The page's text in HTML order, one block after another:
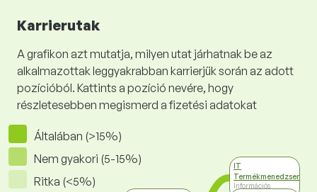
Karrierutak
A grafikon azt mutatja, milyen utat járhatnak be az
alkalmazottak leggyakrabban karrierjük során az adott
pozícióból. Kattints a pozíció nevére, hogy
részletesebben megismerd a fizetési adatokat
Általában (>15%)
Nem gyakori (5-15%)
Ritka (<5%)
IT
Termékmenedzser
Információs